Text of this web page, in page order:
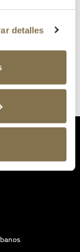
detalles